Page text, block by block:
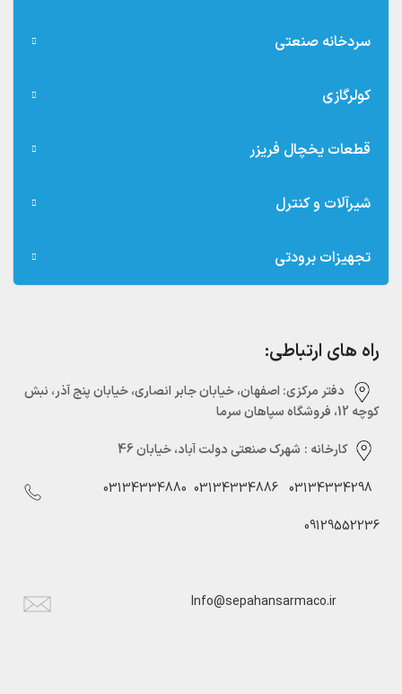
سردخانه صنعتی
کولرگازی
قطعات یخچال فریزر
شیرآلات و کنترل
تجهیزات برودتی
راه های ارتباطی:
دفتر مرکزی:‌ اصفهان، خیابان جابر انصاری، خیابان پنج آذر، نبش
کوچه 12، فروشگاه سپاهان سرما
کارخانه : شهرک صنعتی دولت آباد، خیابان 46
03134334298
03134334886
03134334880
09129552236
Info@sepahansarmaco.ir